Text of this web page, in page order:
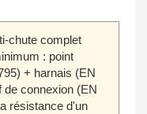
chute complet
: point
+ harnais (EN
de connexion (EN
résistance d'un